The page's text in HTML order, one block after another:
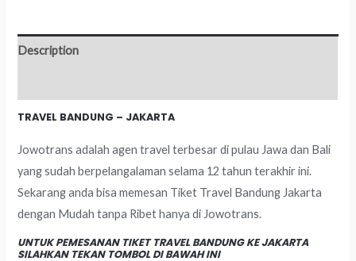
Description
TRAVEL BANDUNG – JAKARTA
Jowotrans adalah agen travel terbesar di pulau Jawa dan Bali
yang sudah berpelangalaman selama 12 tahun terakhir ini.
Sekarang anda bisa memesan Tiket Travel Bandung Jakarta
dengan Mudah tanpa Ribet hanya di Jowotrans.
UNTUK PEMESANAN TIKET TRAVEL BANDUNG KE JAKARTA
SILAHKAN TEKAN TOMBOL DI BAWAH INI